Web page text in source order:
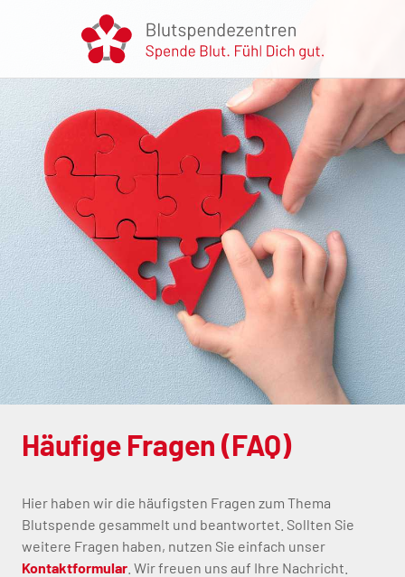
Häufige Fragen (FAQ)
Hier haben wir die häufigsten Fragen zum Thema
Blutspende gesammelt und beantwortet. Sollten Sie
weitere Fragen haben, nutzen Sie einfach unser
Kontaktformular . Wir freuen uns auf Ihre Nachricht.